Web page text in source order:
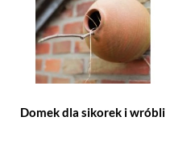
Domek dla sikorek i wróbli